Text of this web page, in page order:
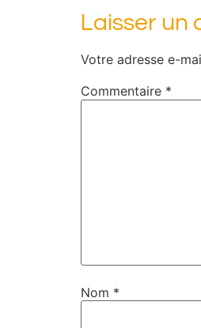
Laisser un
Votre adresse e-
Commentaire *
Nom *